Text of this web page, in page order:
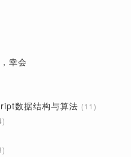
幸会
数据结构与算法 11